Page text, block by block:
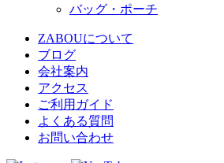
バッグ・ポーチ
ZABOUについて
ブログ
会社案内
アクセス
ご利用ガイド
よくある質問
お問い合わせ